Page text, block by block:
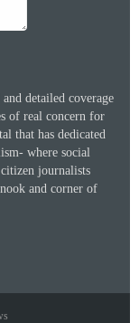
detailed coverage
of real concern for
that has dedicated
where social
journalists
and corner of